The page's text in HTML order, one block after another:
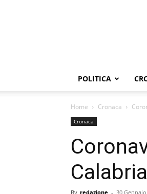
POLITICA
Home Cronaca
Cronaca
Calabria
By redazione - 30 Gennaio